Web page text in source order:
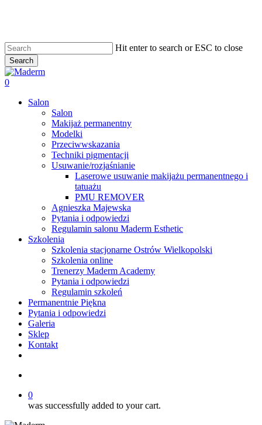
content
Hit enter to search or ESC to close
Search
Close
Search
search
0
Salon
Salon
Makijaż permanentny
Modelki
Przeciwwskazania
Techniki pigmentacji
Usuwanie/rozjaśnianie
Laserowe usuwanie makijażu permanentnego i
tatuażu
PMU REMOVER
Agnieszka Majewska
Pytania i odpowiedzi
Regulamin salonu Maderm Esthetic
Szkolenia
Szkolenia stacjonarne Ostrów Wielkopolski
Szkolenia online
Trenerzy Maderm Academy
Pytania i odpowiedzi
Regulamin szkoleń
Permanentnie Piękna
Pytania i odpowiedzi
Galeria
Sklep
Kontakt
0
was successfully added to your cart.